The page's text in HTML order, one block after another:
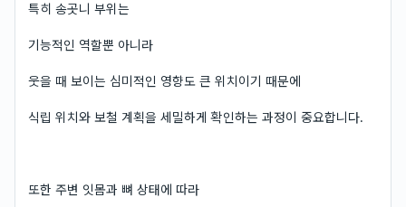
특히 송곳니 부위는
기능적인 역할뿐 아니라
웃을 때 보이는 심미적인 영향도 큰 위치이기 때문에
식립 위치와 보철 계획을 세밀하게 확인하는 과정이 중요합니다.
또한 주변 잇몸과 뼈 상태에 따라